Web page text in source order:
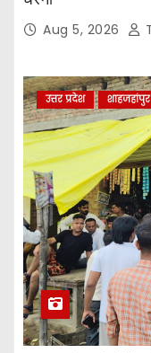
Aug 5, 2026
उत्तर प्रदेश शाहजहांपुर